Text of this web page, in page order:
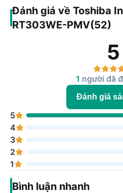
Đánh giá về Toshiba
RT303WE-PMV(52)
5
1 người đã
Đánh giá
5
4
3
2
1
Bình luận nhanh